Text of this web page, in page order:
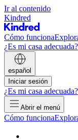
Ir al contenido
Kindred
Cómo funciona
¿Es mi casa adecuada?
español
Iniciar sesión
¿Es mi casa adecuada?
Abrir el menú
Cómo funciona